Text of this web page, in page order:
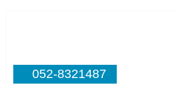
052-8321487